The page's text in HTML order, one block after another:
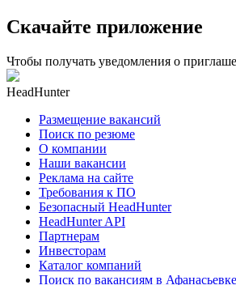
Скачайте приложение
Чтобы получать уведомления о
HeadHunter
Размещение вакансий
Поиск по резюме
О компании
Наши вакансии
Реклама на сайте
Требования к ПО
Безопасный HeadHunter
HeadHunter API
Партнерам
Инвесторам
Каталог компаний
Поиск по вакансиям в Афанасьевке